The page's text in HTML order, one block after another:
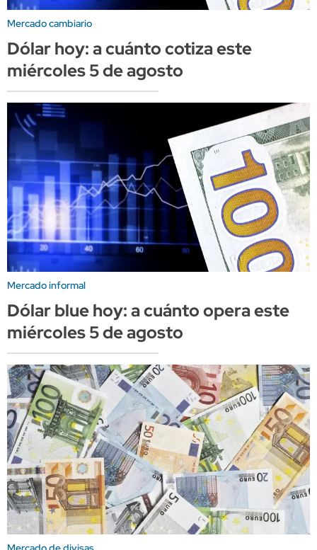
Mercado cambiario
Dólar hoy: a cuánto cotiza este
miércoles 5 de agosto
Mercado informal
Dólar blue hoy: a cuánto opera este
miércoles 5 de agosto